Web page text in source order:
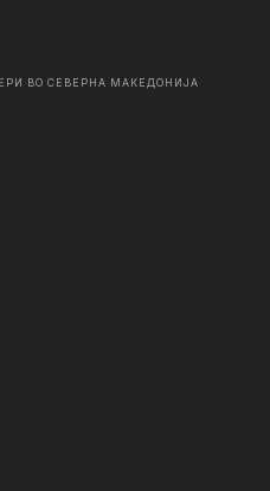
ВО СЕВЕРНА МАКЕДОНИЈА